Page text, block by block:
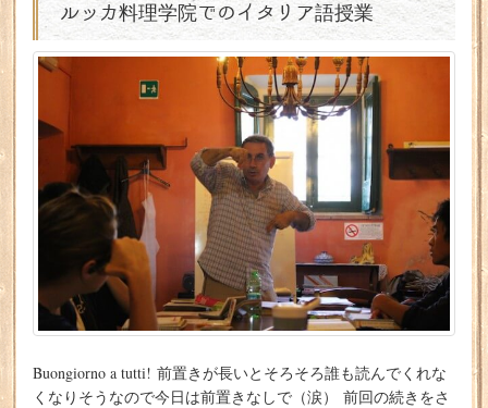
ルッカ料理学院でのイタリア語授業
Buongiorno a tutti! 前置きが長いとそろそろ誰も読んでくれな
くなりそうなので今日は前置きなしで（涙） 前回の続きをさ